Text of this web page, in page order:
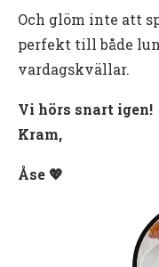
Och glöm inte att
perfekt till både
vardagskvällar.
Vi hörs snart igen!
Kram,
Åse 💖